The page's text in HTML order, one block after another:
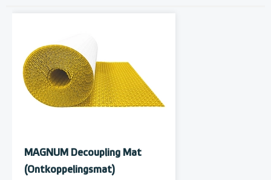
MAGNUM Decoupling Mat
(Ontkoppelingsmat)